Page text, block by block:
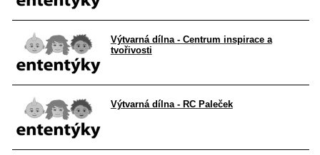
Výtvarná dílna - Centrum inspirace a
tvořivosti
Výtvarná dílna - RC Paleček